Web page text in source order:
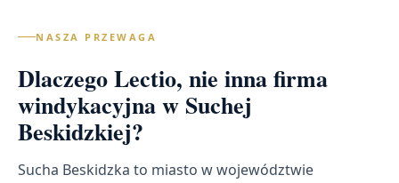
NASZA PRZEWAGA
Dlaczego Lectio, nie inna firma
windykacyjna w Suchej
Beskidzkiej?
Sucha Beskidzka to miasto w województwie